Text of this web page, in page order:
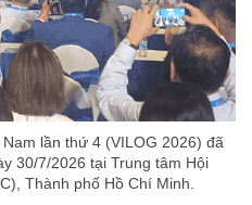
lần thứ 4 (VILOG 2026) đã
30/7/2026 tại Trung tâm Hội
Thành phố Hồ Chí Minh.